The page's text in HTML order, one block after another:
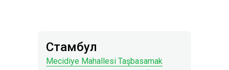
Стамбул
Mecidiye Mahallesi Taşbasamak